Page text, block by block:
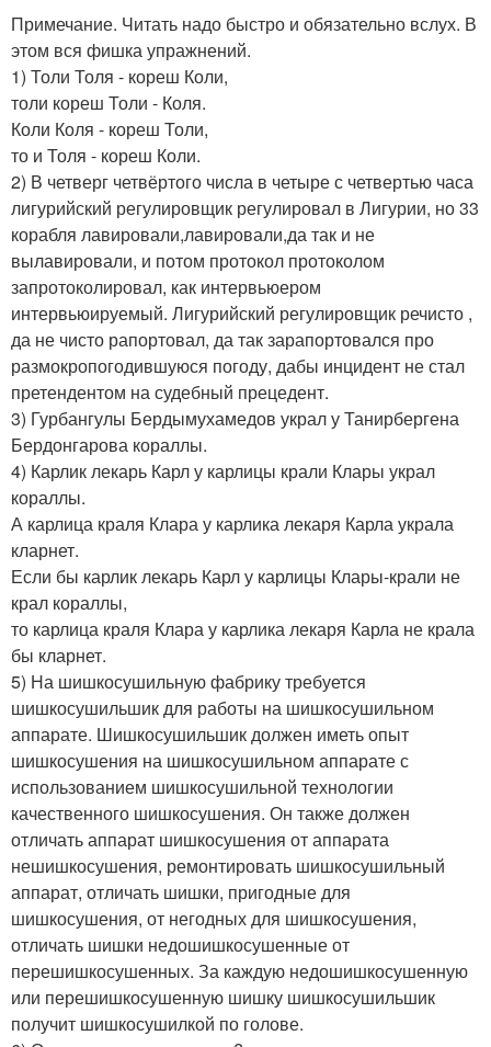
Примечание. Читать надо быстро и обязательно вслух. В
этом вся фишка упражнений.
1) Толи Толя - кореш Коли,
толи кореш Толи - Коля.
Коли Коля - кореш Толи,
то и Толя - кореш Коли.
2) В четверг четвёртого числа в четыре с четвертью часа
лигурийский регулировщик регулировал в Лигурии, но 33
корабля лавировали,лавировали,да так и не
вылавировали, и потом протокол протоколом
запротоколировал, как интервьюером
интервьюируемый. Лигурийский регулировщик речисто ,
да не чисто рапортовал, да так зарапортовался про
размокропогодившуюся погоду, дабы инцидент не стал
претендентом на судебный прецедент.
3) Гурбангулы Бердымухамедов украл у Танирбергена
Бердонгарова кораллы.
4) Карлик лекарь Карл у карлицы крали Клары украл
кораллы.
А карлица краля Клара у карлика лекаря Карла украла
кларнет.
Если бы карлик лекарь Карл у карлицы Клары-крали не
крал кораллы,
то карлица краля Клара у карлика лекаря Карла не крала
бы кларнет.
5) На шишкосушильную фабрику требуется
шишкосушильшик для работы на шишкосушильном
аппарате. Шишкосушильшик должен иметь опыт
шишкосушения на шишкосушильном аппарате с
использованием шишкосушильной технологии
качественного шишкосушения. Он также должен
отличать аппарат шишкосушения от аппарата
нешишкосушения, ремонтировать шишкосушильный
аппарат, отличать шишки, пригодные для
шишкосушения, от негодных для шишкосушения,
отличать шишки недошишкосушенные от
перешишкосушенных. За каждую недошишкосушенную
или перешишкосушенную шишку шишкосушильшик
получит шишкосушилкой по голове.